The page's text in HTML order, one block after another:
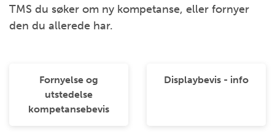
TMS du søker om ny kompetanse, eller fornyer
den du allerede har.
Fornyelse og
utstedelse
kompetansebevis
Displaybevis - info